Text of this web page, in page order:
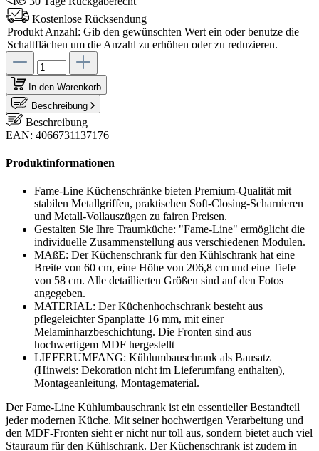
Kostenlose Rücksendung
Produkt Anzahl: Gib den gewünschten Wert ein oder benutze die
Schaltflächen um die Anzahl zu erhöhen oder zu reduzieren.
In den Warenkorb
Beschreibung
Beschreibung
EAN: 4066731137176
Produktinformationen
Fame-Line Küchenschränke bieten Premium-Qualität mit
stabilen Metallgriffen, praktischen Soft-Closing-Scharnieren
und Metall-Vollauszügen zu fairen Preisen.
Gestalten Sie Ihre Traumküche: "Fame-Line" ermöglicht die
individuelle Zusammenstellung aus verschiedenen Modulen.
MAßE: Der Küchenschrank für den Kühlschrank hat eine
Breite von 60 cm, eine Höhe von 206,8 cm und eine Tiefe
von 58 cm. Alle detaillierten Größen sind auf den Fotos
angegeben.
MATERIAL: Der Küchenhochschrank besteht aus
pflegeleichter Spanplatte 16 mm, mit einer
Melaminharzbeschichtung. Die Fronten sind aus
hochwertigem MDF hergestellt
LIEFERUMFANG: Kühlumbauschrank als Bausatz
(Hinweis: Dekoration nicht im Lieferumfang enthalten),
Montageanleitung, Montagematerial.
Der Fame-Line Kühlumbauschrank ist ein essentieller Bestandteil
jeder modernen Küche. Mit seiner hochwertigen Verarbeitung und
den MDF-Fronten sieht er nicht nur toll aus, sondern bietet auch viel
Stauraum für den Kühlschrank. Der Küchenschrank ist zudem in